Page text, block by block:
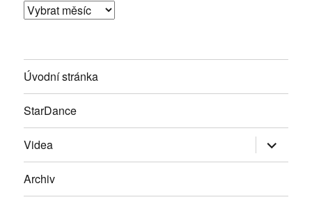
Archivy
Úvodní stránka
StarDance
Videa Zobrazit
položky
Archiv